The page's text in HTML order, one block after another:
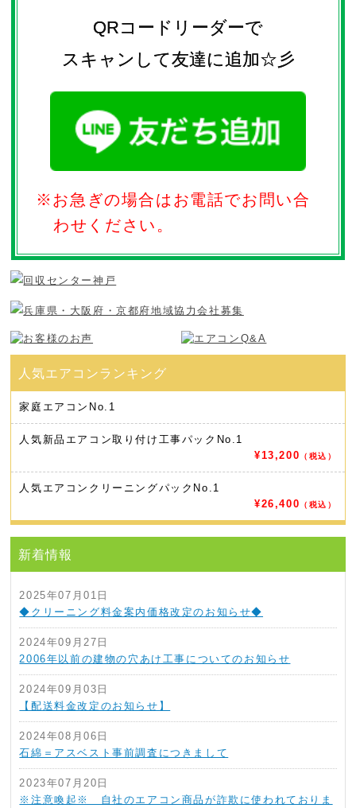
QRコードリーダーで
スキャンして友達に追加☆彡
※お急ぎの場合はお電話でお問い合
わせください。
家庭エアコン No.1
人気新品エアコン取り付け工事パック No.1
¥13,200
（税込）
人気エアコンクリーニングパック No.1
¥26,400
（税込）
新着情報
2025年07月01日
◆クリーニング料金案内価格改定のお知らせ◆
2024年09月27日
2006年以前の建物の穴あけ工事についてのお知らせ
2024年09月03日
【配送料金改定のお知らせ】
2024年08月06日
石綿＝アスベスト事前調査につきまして
2023年07月20日
※注意喚起※ 自社のエアコン商品が詐欺に使われておりま